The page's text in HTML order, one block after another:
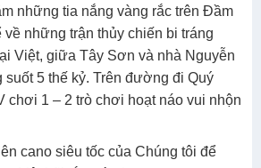
những tia nắng vàng rắc trên Đầm
những trận thủy chiến bi tráng
Việt, giữa Tây Sơn và nhà Nguyễn
suốt 5 thế kỷ. Trên đường đi Quý
chơi 1 – 2 trò chơi hoạt náo vui nhộn
cano siêu tốc của Chúng tôi để